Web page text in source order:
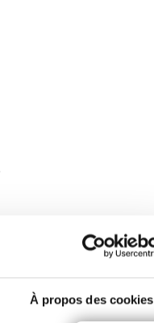
À propos des cookies